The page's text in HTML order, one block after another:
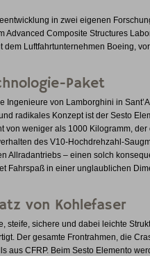
in zwei eigenen
Advanced Composite Structures
Luftfahrtunternehmen Boeing,
Paket
Ingenieure von Lamborghini in
radikales Konzept ist der Sesto
von weniger als 1000 Kilogramm,
des V10-Hochdrehzahl-
Allradantriebs – einen solch
Fahrspaß in einer unglaublichen
von Kohlefaser
steife, sichere und dabei leichte
Der gesamte Frontrahmen, die
aus CFRP. Beim Sesto Elemento